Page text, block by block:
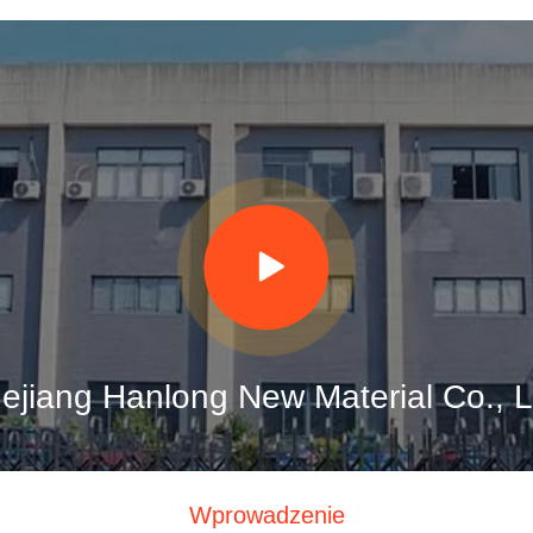
Hanlong New Material Co.,
Wprowadzenie